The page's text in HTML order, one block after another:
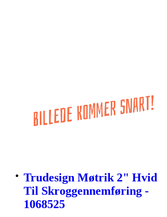
Trudesign Møtrik 2" Hvid
Til Skroggennemføring -
1068525